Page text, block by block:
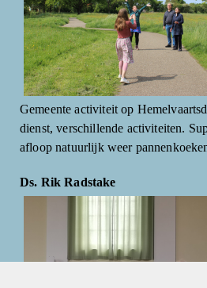
Gemeente activiteit op
dienst, verschillende activiteiten.
afloop natuurlijk weer
Ds. Rik Radstake